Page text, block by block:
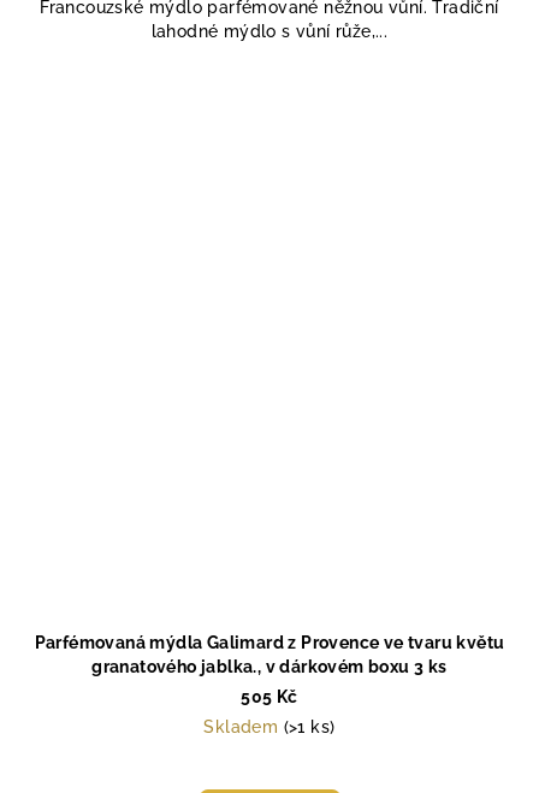
z
5
Francouzské mýdlo parfémované něžnou vůní. Tradiční
lahodné mýdlo s vůní růže,...
Parfémovaná mýdla Galimard z Provence ve tvaru květu
granatového jablka., v dárkovém boxu 3 ks
505 Kč
Skladem (>1 ks)